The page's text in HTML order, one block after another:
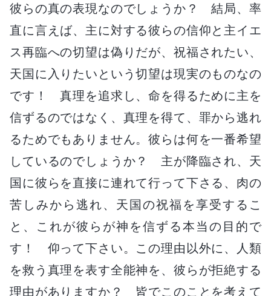
彼らの真の表現なのでしょうか？ 結局、率
直に言えば、主に対する彼らの信仰と主イエ
ス再臨への切望は偽りだが、祝福されたい、
天国に入りたいという切望は現実のものなの
です！ 真理を追求し、命を得るために主を
信ずるのではなく、真理を得て、罪から逃れ
るためでもありません。彼らは何を一番希望
しているのでしょうか？ 主が降臨され、天
国に彼らを直接に連れて行って下さる、肉の
苦しみから逃れ、天国の祝福を享受するこ
と、これが彼らが神を信ずる本当の目的で
す！ 仰って下さい。この理由以外に、人類
を救う真理を表す全能神を、彼らが拒絶する
理由がありますか？ 皆でこのことを考えて